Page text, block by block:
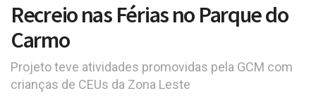
Recreio nas Férias no Parque do
Carmo
Projeto teve atividades promovidas pela GCM com
crianças de CEUs da Zona Leste